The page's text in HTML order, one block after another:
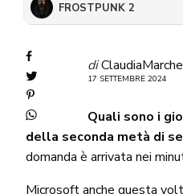
FROSTPUNK 2
di
17 SETTEMBRE 2024
Quali sono i
della seconda metà di
domanda è arrivata nei
Microsoft anche questa